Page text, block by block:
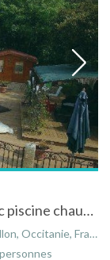
Chambres d'hôtes, gite et insolite avec piscine chauffée à Bellegarde dans le Gard
Occitanie, France